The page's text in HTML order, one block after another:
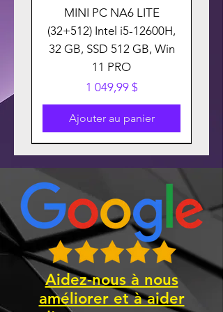
MINI PC NA6 LITE
(32+512) Intel i5-12600H,
32 GB, SSD 512 GB, Win
11 PRO
Prix
1 049,99 $
Ajouter au panier
Aidez-nous à nous
améliorer et à aider